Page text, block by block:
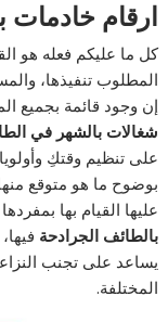
ارقام خادمات
كل ما عليكم فعله هو
المطلوب تنفيذها،
إن وجود قائمة بجميع
شغالات بالشهر في
على تنظيم وقتكِ
بوضوح ما هو متوقع
عليها القيام بها
بالطائف الجرادحة
يساعد على تجنب
المختلفة.